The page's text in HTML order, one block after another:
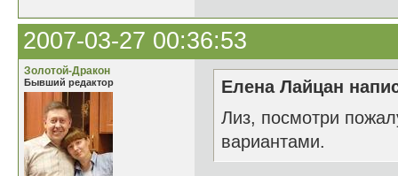
2007-03-27 00:36:53
Золотой-Дракон
Бывший редактор
Елена Лайцан
Лиз, посмотри
вариантами.